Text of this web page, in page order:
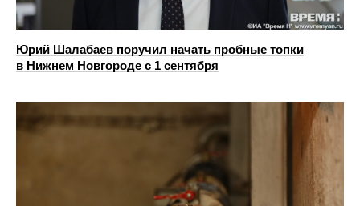
Юрий Шалабаев поручил начать пробные топки
в Нижнем Новгороде с 1 сентября